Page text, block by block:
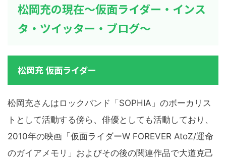
松岡充の現在～仮面ライダー・インス
タ・ツイッター・ブログ～
松岡充 仮面ライダー
松岡充さんはロックバンド「SOPHIA」のボーカリス
トとして活動する傍ら、俳優としても活動しており、
2010年の映画「仮面ライダーW FOREVER AtoZ/運命
のガイアメモリ」およびその後の関連作品で大道克己